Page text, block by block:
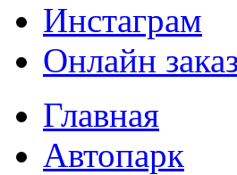
Инстаграм
Онлайн заказ
Главная
Автопарк